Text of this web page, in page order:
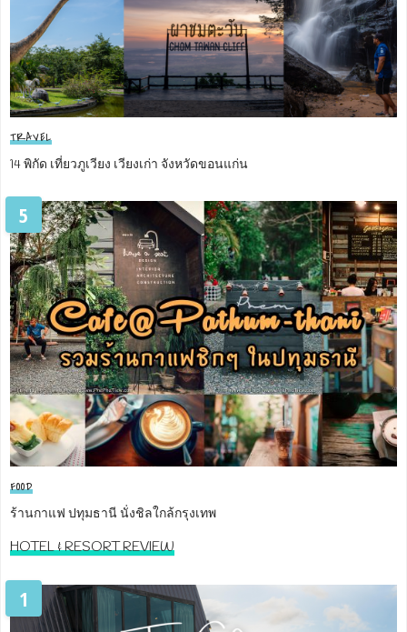
TRAVEL
14 พิกัด เที่ยวภูเวียง เวียงเก่า จังหวัดขอนแก่น
5
FOOD
ร้านกาแฟ ปทุมธานี นั่งชิลใกล้กรุงเทพ
HOTEL & RESORT REVIEW
1